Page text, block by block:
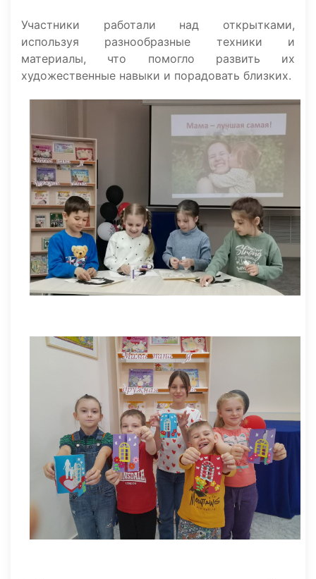
Участники работали над открытками,
используя разнообразные техники и
материалы, что помогло развить их
художественные навыки и порадовать близких.